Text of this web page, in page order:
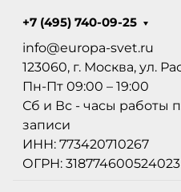
+7 (495) 740-09-25
info@europa-svet.ru
123060, г. Москва, ул.
Пн-Пт 09:00 – 19:00
Сб и Вс - часы работы
записи
ИНН: 773420710267
ОГРН: 318774600524023